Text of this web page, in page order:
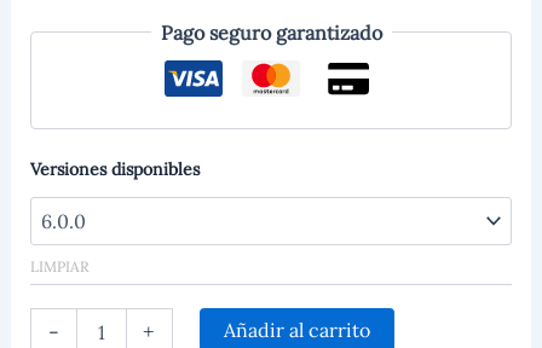
Pago seguro garantizado
Versiones disponibles
LIMPIAR
- + Añadir al carrito